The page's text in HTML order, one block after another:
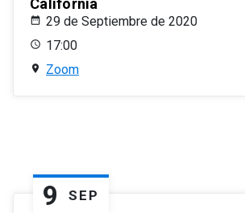
California
29 de Septiembre de 2020
17:00
Zoom
9 SEP